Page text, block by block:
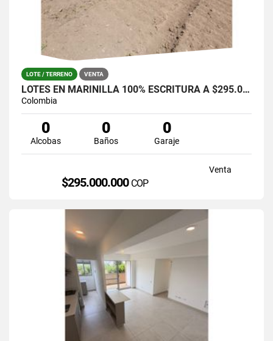
LOTE / TERRENO VENTA
LOTES EN MARINILLA 100% ESCRITURA A $295.000.000
Colombia
0
Alcobas
0
Baños
0
Garaje
Venta
$295.000.000 COP